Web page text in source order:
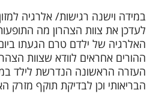
במידה וישנה רגישות/ אלרגיה
לעדכן את צוות הצהרון מה
האלרגיה של ילדם טרם הגעתו
ההורים אחראים לוודא שצוות
העזרה הראשונה הנדרשת לילד
הבריאותי וכן לבדיקת תוקף מזרק